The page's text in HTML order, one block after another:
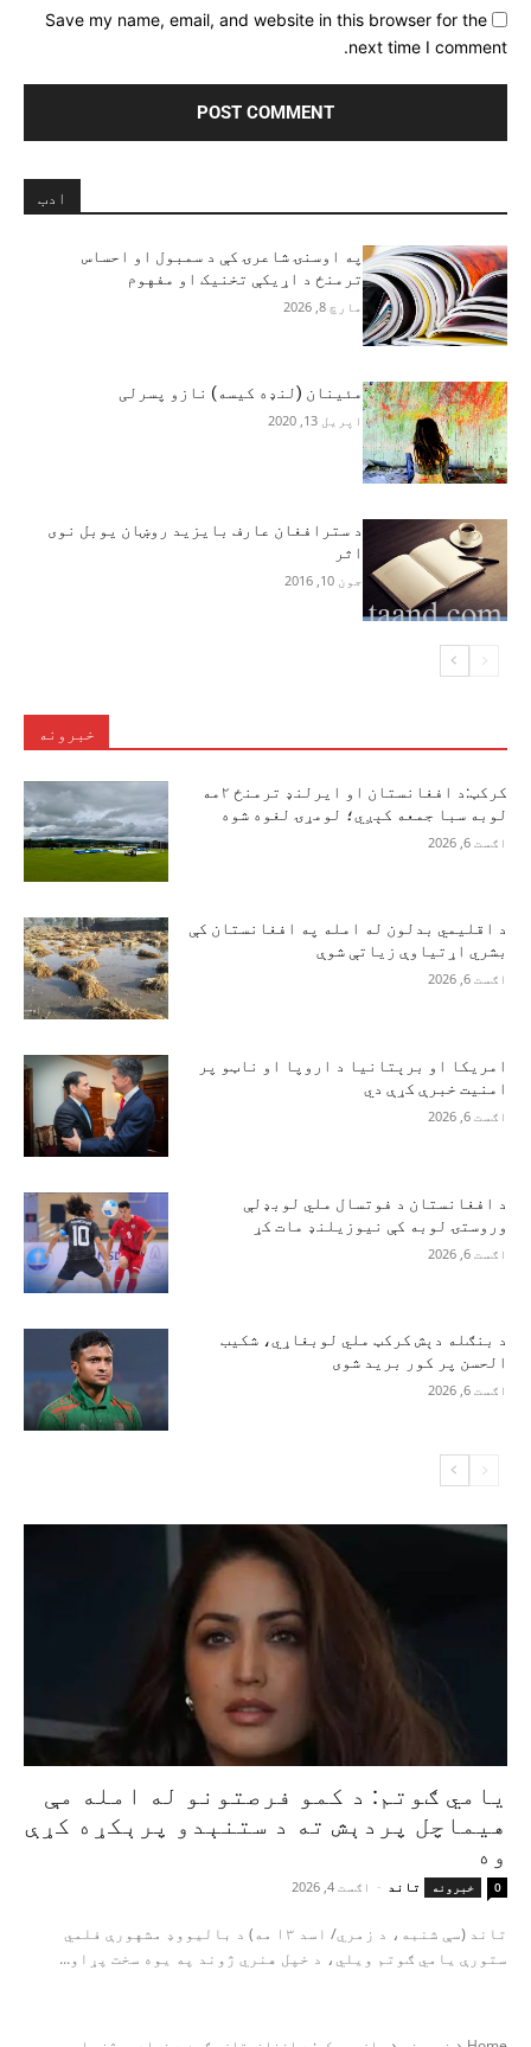
Save my name, email, and website in this browser for the
next time I comment.
ادب
په اوسنۍ شاعرۍ کې د سمبول او احساس
ترمنځ د اړیکې تخنیک او مفهوم
مارچ 8, 2026
مئینان (لنډه کیسه) نازو پسرلی
اپریل 13, 2020
د سترافغان عارف بایزید روښان یوبل نوی
اثر
جون 10, 2016
خبرونه
کرکټ:د افغانستان او ایرلنډ ترمنځ ۲مه
لوبه سبا جمعه کېږي؛ لومړۍ لغوه شوه
اګست 6, 2026
د اقلیمي بدلون له امله په افغانستان کې
بشري اړتیاوې زیاتې شوې
اګست 6, 2026
امریکا او برېتانیا د اروپا او ناټو پر
امنیت خبرې کړې دي
اګست 6, 2026
د افغانستان د فوتسال ملي لوبډلې
وروستۍ لوبه کې نیوزیلنډ مات کړ
اګست 6, 2026
د بنګله دېش کرکټ ملي لوبغاړي، شکیب
الحسن پر کور برید شوی
اګست 6, 2026
یامي ګوتم: د کمو فرصتونو له امله مې
هیماچل پردېش ته د ستنېدو پرېکړه کړې
وه
خبرونه تاند - اګست 4, 2026 0
تاند (سې شنبه، د زمري/ اسد ۱۳ مه) د بالیووډ مشهورې فلمي
ستورې یامي ګوتم ویلي، د خپل هنري ژوند په یوه سخت پړاو...